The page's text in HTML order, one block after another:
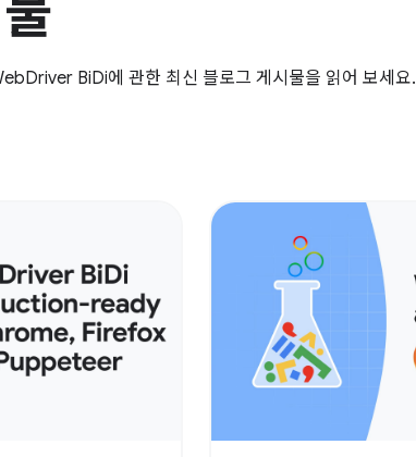
BiDi에 관한 최신 블로그 게시물을 읽어 보세요.